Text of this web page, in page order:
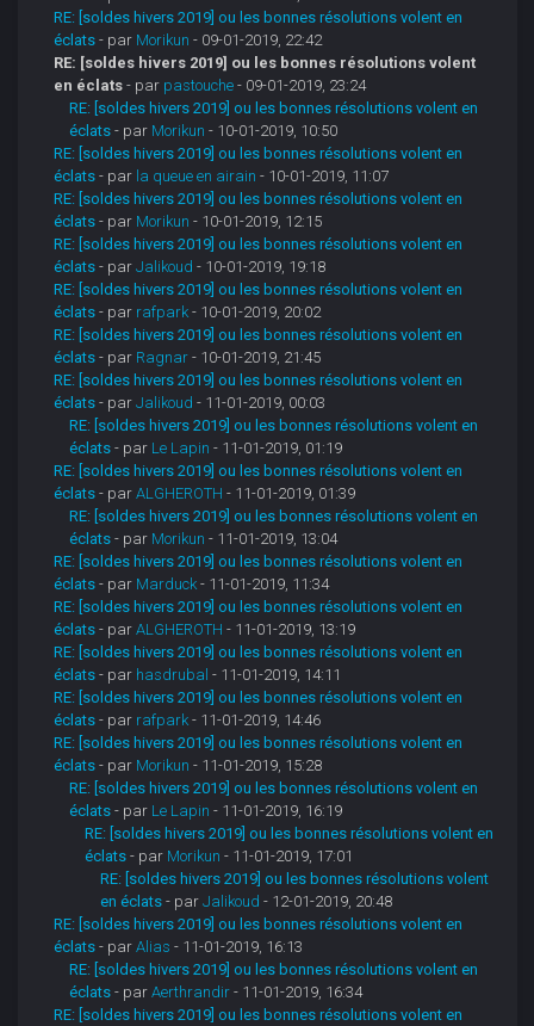
RE: [soldes hivers 2019] ou les bonnes résolutions volent en
éclats - par Morikun - 09-01-2019, 22:42
RE: [soldes hivers 2019] ou les bonnes résolutions volent
en éclats - par pastouche - 09-01-2019, 23:24
RE: [soldes hivers 2019] ou les bonnes résolutions volent en
éclats - par Morikun - 10-01-2019, 10:50
RE: [soldes hivers 2019] ou les bonnes résolutions volent en
éclats - par la queue en airain - 10-01-2019, 11:07
RE: [soldes hivers 2019] ou les bonnes résolutions volent en
éclats - par Morikun - 10-01-2019, 12:15
RE: [soldes hivers 2019] ou les bonnes résolutions volent en
éclats - parJalikoud - 10-01-2019, 19:18
RE: [soldes hivers 2019] ou les bonnes résolutions volent en
éclats - par rafpark - 10-01-2019, 20:02
RE: [soldes hivers 2019] ou les bonnes résolutions volent en
éclats - par Ragnar - 10-01-2019, 21:45
RE: [soldes hivers 2019] ou les bonnes résolutions volent en
éclats - parJalikoud - 11-01-2019, 00:03
RE: [soldes hivers 2019] ou les bonnes résolutions volent en
éclats - par Le Lapin - 11-01-2019, 01:19
RE: [soldes hivers 2019] ou les bonnes résolutions volent en
éclats - parALGHEROTH - 11-01-2019, 01:39
RE: [soldes hivers 2019] ou les bonnes résolutions volent en
éclats - par Morikun - 11-01-2019, 13:04
RE: [soldes hivers 2019] ou les bonnes résolutions volent en
éclats - par Marduck - 11-01-2019, 11:34
RE: [soldes hivers 2019] ou les bonnes résolutions volent en
éclats - parALGHEROTH - 11-01-2019, 13:19
RE: [soldes hivers 2019] ou les bonnes résolutions volent en
éclats - par hasdrubal - 11-01-2019, 14:11
RE: [soldes hivers 2019] ou les bonnes résolutions volent en
éclats - par rafpark - 11-01-2019, 14:46
RE: [soldes hivers 2019] ou les bonnes résolutions volent en
éclats - par Morikun - 11-01-2019, 15:28
RE: [soldes hivers 2019] ou les bonnes résolutions volent en
éclats - par Le Lapin - 11-01-2019, 16:19
RE: [soldes hivers 2019] ou les bonnes résolutions volent en
éclats - par Morikun - 11-01-2019, 17:01
RE: [soldes hivers 2019] ou les bonnes résolutions volent
en éclats - parJalikoud - 12-01-2019, 20:48
RE: [soldes hivers 2019] ou les bonnes résolutions volent en
éclats - parAlias - 11-01-2019, 16:13
RE: [soldes hivers 2019] ou les bonnes résolutions volent en
éclats - parAerthrandir - 11-01-2019, 16:34
RE: [soldes hivers 2019] ou les bonnes résolutions volent en